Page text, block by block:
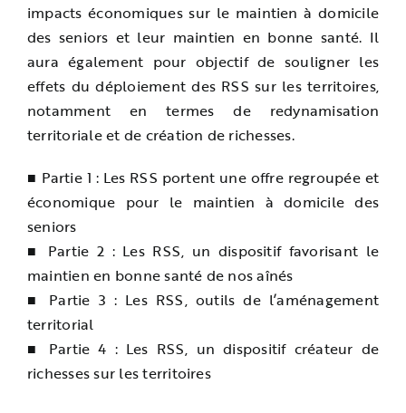
impacts économiques sur le maintien à domicile
des seniors et leur maintien en bonne santé. Il
aura également pour objectif de souligner les
effets du déploiement des RSS sur les territoires,
notamment en termes de redynamisation
territoriale et de création de richesses.
■ Partie 1 : Les RSS portent une offre regroupée et
économique pour le maintien à domicile des
seniors
■ Partie 2 : Les RSS, un dispositif favorisant le
maintien en bonne santé de nos aînés
■ Partie 3 : Les RSS, outils de l’aménagement
territorial
■ Partie 4 : Les RSS, un dispositif créateur de
richesses sur les territoires